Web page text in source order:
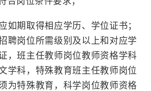
如期取得相应学历、学位证书；
聘岗位所需级别及以上和对应学
，班主任教师岗位教师资格学科
学科，特殊教育班主任教师岗位
为特殊教育，科学岗位教师资格